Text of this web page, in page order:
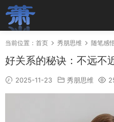
当前位置： 首页 秀朋思维 随笔感
好关系的秘诀：不远不
2025-11-23 秀朋思维